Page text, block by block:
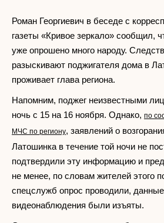
Роман Георгиевич в беседе с
газеты «Кривое зеркало» сообщил,
уже опрошено много народу.
разыскивают поджигателя дома в
проживает глава региона.
Напомним, поджег неизвестными
ночь с 15 на 16 ноября. Однако, по
МЧС по региону, заявлений о
Латошинка в течение той ночи не
подтвердили эту информацию и
не менее, по словам жителей этого
спецслужб опрос проводили,
видеонаблюдения были изъяты.